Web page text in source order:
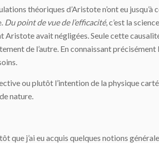
théoriques d’Aristote n’ont eu
Du point de vue de l’efficacité, c’est la
Aristote avait négligées. Seule cette
de l’autre. En connaissant
ou plutôt l’intention de la physique
nature.
que j’ai eu acquis quelques notions